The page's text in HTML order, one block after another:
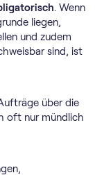
. Wenn
liegen,
und zudem
sind, ist
über die
oft nur mündlich